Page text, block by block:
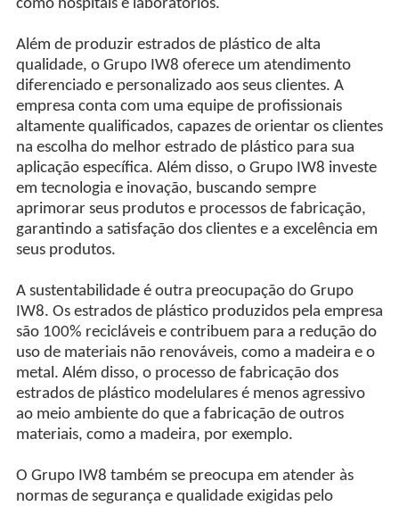
como hospitais e laboratórios.
Além de produzir estrados de plástico de alta
qualidade, o Grupo IW8 oferece um atendimento
diferenciado e personalizado aos seus clientes. A
empresa conta com uma equipe de profissionais
altamente qualificados, capazes de orientar os clientes
na escolha do melhor estrado de plástico para sua
aplicação específica. Além disso, o Grupo IW8 investe
em tecnologia e inovação, buscando sempre
aprimorar seus produtos e processos de fabricação,
garantindo a satisfação dos clientes e a excelência em
seus produtos.
A sustentabilidade é outra preocupação do Grupo
IW8. Os estrados de plástico produzidos pela empresa
são 100% recicláveis e contribuem para a redução do
uso de materiais não renováveis, como a madeira e o
metal. Além disso, o processo de fabricação dos
estrados de plástico modelulares é menos agressivo
ao meio ambiente do que a fabricação de outros
materiais, como a madeira, por exemplo.
O Grupo IW8 também se preocupa em atender às
normas de segurança e qualidade exigidas pelo